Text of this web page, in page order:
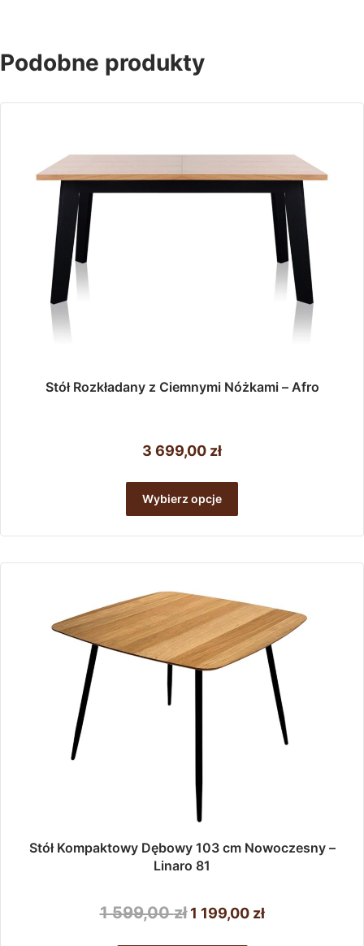
Podobne produkty
Stół Rozkładany z Ciemnymi Nóżkami – Afro
3 699,00 zł
Wybierz opcje
ma
Opcje
wybrać
na
stronie
produktu
Stół Kompaktowy Dębowy 103 cm Nowoczesny –
Linaro 81
1 599,00zł Pierwotna
1 199,00 złAktualna